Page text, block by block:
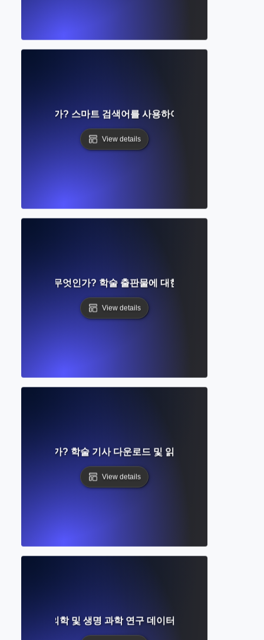
이란 무엇인가? 스마트 검색어를 사용하여 관련 연구를 찾는
View details
Content란 무엇인가? 학술 출판물에 대한 제한된 접근 이해하
View details
이란 무엇인가? 학술 기사 다운로드 및 읽기를 위한 완벽 가이
View details
가? 생물 의학 및 생명 과학 연구 데이터베이스에 대한 완벽